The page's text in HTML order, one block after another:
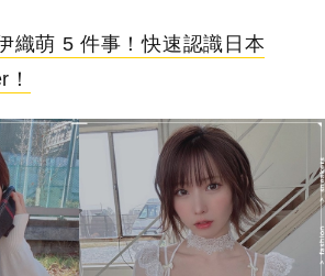
織萌 5 件事！快速認識日本